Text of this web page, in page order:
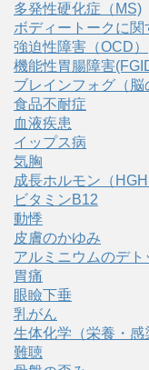
多発性硬化症（MS)
ボディートークに関
強迫性障害（OCD）
機能性胃腸障害
ブレインフォグ（脳
食品不耐症
血液疾患
イップス病
気胸
成長ホルモン（
ビタミンB12
動悸
皮膚のかゆみ
アルミニウムのデト
胃痛
眼瞼下垂
乳がん
生体化学（栄養・感
難聴